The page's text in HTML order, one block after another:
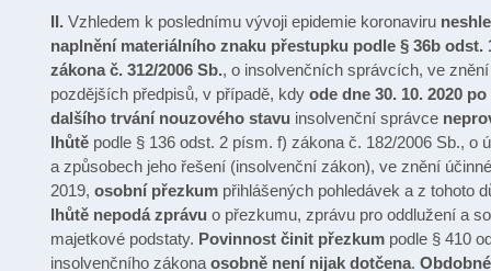
II. Vzhledem k poslednímu vývoji epidemie koronaviru
naplnění materiálního znaku přestupku podle § 36b odst.
zákona č. 312/2006 Sb., o insolvenčních správcích, ve znění
pozdějších předpisů, v případě, kdy ode dne 30. 10. 2020
dalšího trvání nouzového stavu insolvenční správce
lhůtě podle § 136 odst. 2 písm. f) zákona č. 182/2006 Sb., o
a způsobech jeho řešení (insolvenční zákon), ve znění
2019, osobní přezkum přihlášených pohledávek a z tohoto
lhůtě nepodá zprávu o přezkumu, zprávu pro oddlužení a
majetkové podstaty. Povinnost činit přezkum podle § 410
insolvenčního zákona osobně není nijak dotčena. Obdobné